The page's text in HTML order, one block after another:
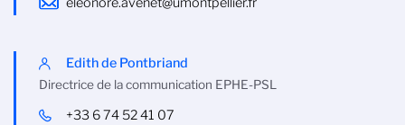
Edith de Pontbriand
Directrice de la communication EPHE-PSL
+33 6 74 52 41 07